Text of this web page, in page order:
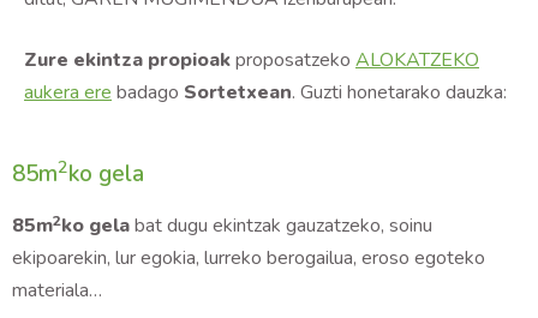
Zure ekintza propioakproposatzeko ALOKATZEKO
aukera ere badago Sortetxean. Guzti honetarako dauzka:
85m2ko gela
85m2ko gelabat dugu ekintzak gauzatzeko, soinu
ekipoarekin, lur egokia, lurreko berogailua, eroso egoteko
materiala…